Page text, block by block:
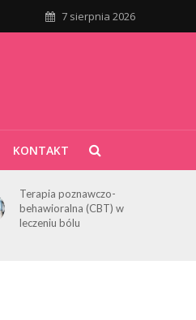
7 sierpnia 2026
KONTAKT
Terapia poznawczo-
behawioralna (CBT) w
leczeniu bólu